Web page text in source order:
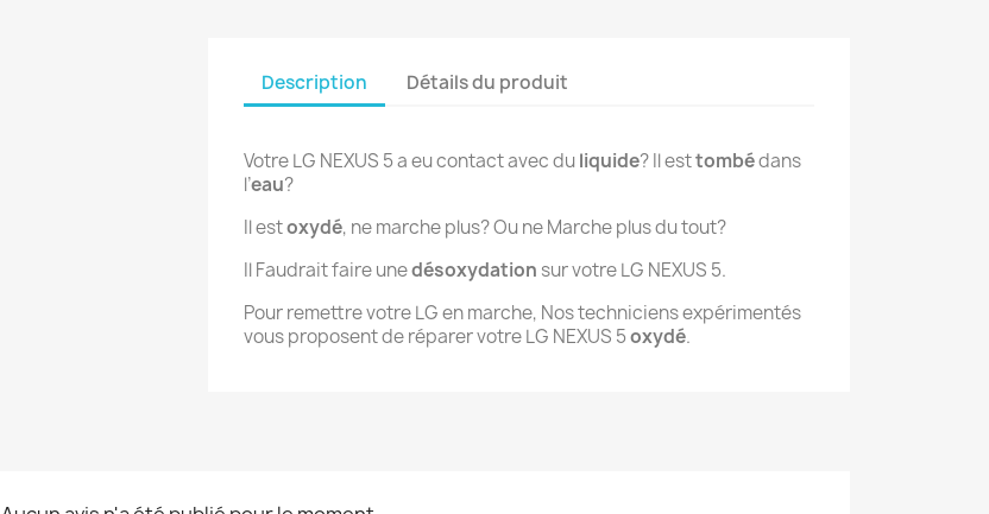
Description Détails du produit
Votre LG NEXUS 5 a eu contact avec duliquide? Il esttombédans
l’eau?
Il estoxydé, ne marche plus? Ou ne Marche plus du tout?
Il Faudrait faire unedésoxydation sur votre LG NEXUS 5.
Pour remettre votre LG en marche, Nos techniciens expérimentés
vous proposent de réparer votre LG NEXUS 5oxydé.